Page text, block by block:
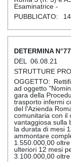
Esaminatrice -
77
06.08.21
ad oggetto
gara della
trasporto infermi
del l'Azienda
comunitaria con il
vantaggiosa sulla
la durata di mesi
ammontare
1.550.000,00
ulteriori 12 mesi
3.100.000,00